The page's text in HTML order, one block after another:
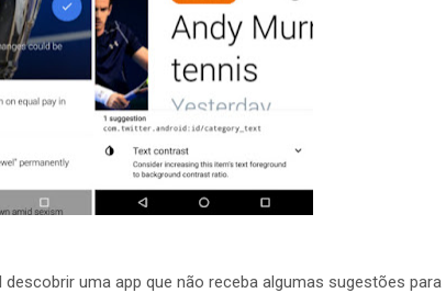
uma app que não receba algumas sugestões para